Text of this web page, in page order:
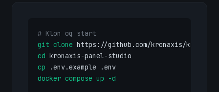
# Klon og start
git clone
cd
cp
docker compose up -d